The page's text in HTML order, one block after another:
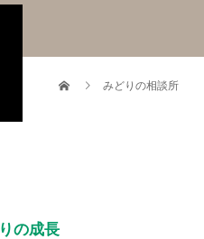
みどりの相談所
の成長